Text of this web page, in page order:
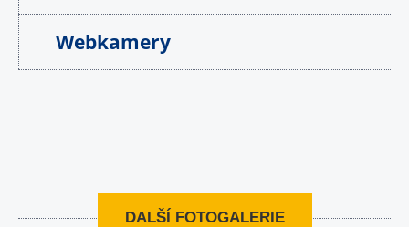
Webkamery
DALŠÍ FOTOGALERIE